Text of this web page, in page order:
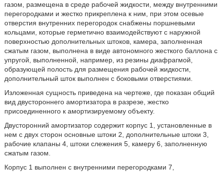
газом, размещена в среде рабочей жидкости, между внутренними
перегородками и жестко прикреплена к ним, при этом осевые
отверстия внутренних перегородок снабжены поршневыми
кольцами, которые герметично взаимодействуют с наружной
поверхностью дополнительных штоков, камера, заполненная
сжатым газом, выполнена в виде автономного жесткого баллона с
упругой, выполненной, например, из резины диафрагмой,
образующей полость для размещения рабочей жидкости,
дополнительный шток выполнен с боковыми отверстиями.
Изложенная сущность приведена на чертеже, где показан общий
вид двустороннего амортизатора в разрезе, жестко
присоединенного к амортизируемому объекту.
Двусторонний амортизатор содержит корпус 1, установленные в
нем с двух сторон основные штоки 2, дополнительные штоки 3,
рабочие клапаны 4, штоки слежения 5, камеру 6, заполненную
сжатым газом.
Корпус 1 выполнен с внутренними перегородками 7,